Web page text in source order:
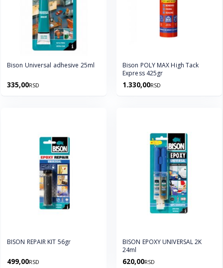
Bison Universal adhesive 25ml
335,00RSD
Bison POLY MAX High Tack
Express 425gr
1.330,00RSD
BISON REPAIR KIT 56gr
499,00RSD
BISON EPOXY UNIVERSAL 2K
24ml
620,00RSD